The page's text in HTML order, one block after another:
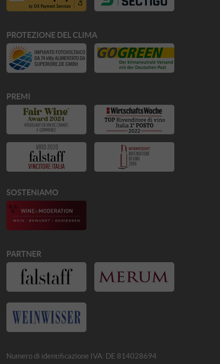
PROTEZIONE DEL CLIMA
PREMI
SOSTENIAMO
PARTNER
Numero di identificazione IVA: DE 814028694